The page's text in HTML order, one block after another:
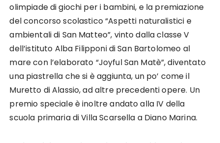
olimpiade di giochi per i bambini, e la premiazione
del concorso scolastico “Aspetti naturalistici e
ambientali di San Matteo”, vinto dalla classe V
dell’istituto Alba Filipponi di San Bartolomeo al
mare con l’elaborato “Joyful San Matè”, diventato
una piastrella che si è aggiunta, un po’ come il
Muretto di Alassio, ad altre precedenti opere. Un
premio speciale è inoltre andato alla IV della
scuola primaria di Villa Scarsella a Diano Marina.